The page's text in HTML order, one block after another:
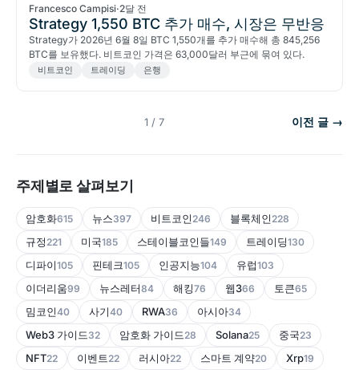
Francesco Campisi·2달 전
Strategy 1,550 BTC 추가 매수, 시장은 무반응
Strategy가 2026년 6월 8일 BTC 1,550개를 추가 매수해 총 845,256
BTC를 보유했다. 비트코인 가격은 63,000달러 부근에 묶여 있다.
비트코인 트레이딩 은행
1 / 7 이전 글 →
주제별로 살펴보기
암호화615 뉴스397 비트코인 246 블록체인 228
규정 221 미국185 스테이블코인들149 트레이딩130
디파이105 핀테크105 인공지능104 유럽103
이더리움99 뉴스레터84 해킹76 웹366 토큰65
밈코인40 사기40 RWA36 아시아34
Web3 가이드 32 암호화 가이드 28 Solana25 중국23
NFT22 이벤트 22 러시아22 스마트 계약20 Xrp19